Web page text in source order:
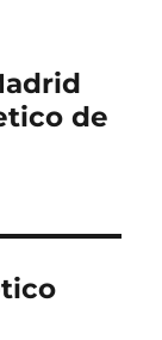
de